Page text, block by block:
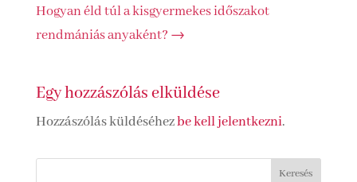
Hogyan éld túl a kisgyermekes időszakot
rendmániás anyaként? →
Egy hozzászólás elküldése
Hozzászólás küldéséhezbe kell jelentkezni.